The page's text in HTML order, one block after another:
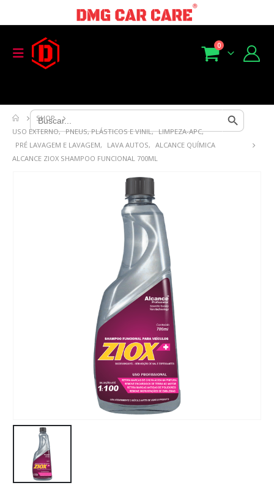
Search
for:
Search Button
0
SHOP
USO EXTERNO, PNEUS, PLÁSTICOS E VINIL, LIMPEZA-APC,
PRÉ LAVAGEM E LAVAGEM, LAVA AUTOS, ALCANCE QUÍMICA
ALCANCE ZIOX SHAMPOO FUNCIONAL 700ML